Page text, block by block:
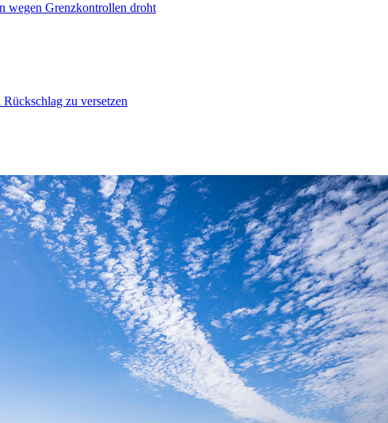
wegen Grenzkontrollen droht
zu versetzen